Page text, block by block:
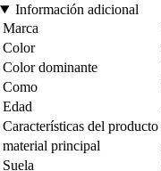
Información adicional
Marca
Color
Color dominante
Como
Edad
Características del producto
material principal
Suela